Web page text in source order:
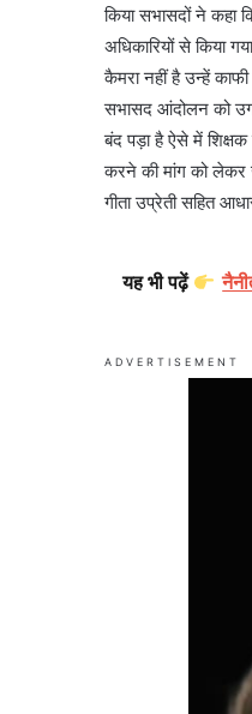
किया सभासदों ने कहा
अधिकारियों से किया
कैमरा नहीं है उन्हें काफी
सभासद आंदोलन को उग्र
बंद पड़ा है ऐसे में शिक्षक
करने की मांग को लेकर
गीता उप्रेती सहित
यह भी पढ़ें
ADVERTISEMENT